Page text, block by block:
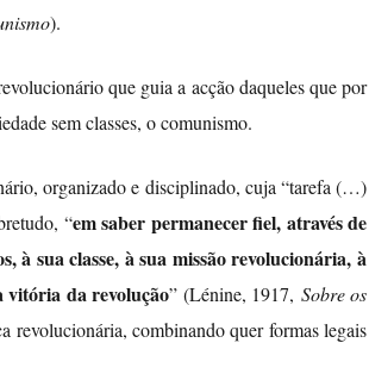
).
que guia a acção daqueles que por
sem classes, o comunismo.
organizado e disciplinado, cuja “tarefa (…)
“em saber permanecer fiel, através de
à sua classe, à sua missão revolucionária, à
vitória da revolução” (Lénine, 1917, Sobre os
revolucionária, combinando quer formas legais